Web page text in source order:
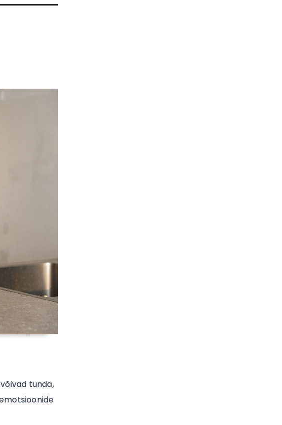
tunda,